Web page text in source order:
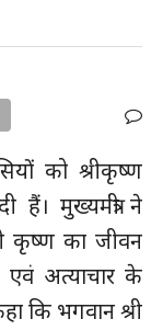
को श्रीकृष्ण
हैं। मुख्यमंत्री ने
कृष्ण का जीवन
एवं अत्याचार के
कि भगवान श्री